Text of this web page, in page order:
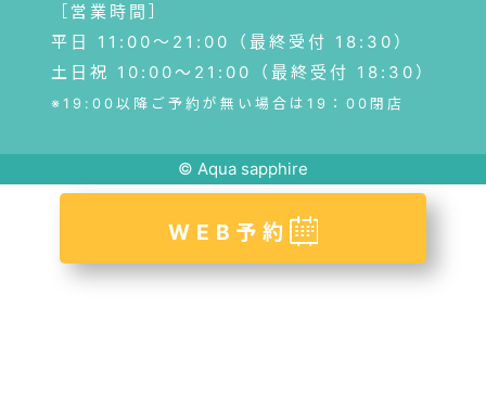
［営業時間］
平日 11:00〜21:00（最終受付 18:30）
土日祝 10:00～21:00（最終受付 18:30）
※19:00以降ご予約が無い場合は19：00閉店
© Aqua sapphire
WEB予約